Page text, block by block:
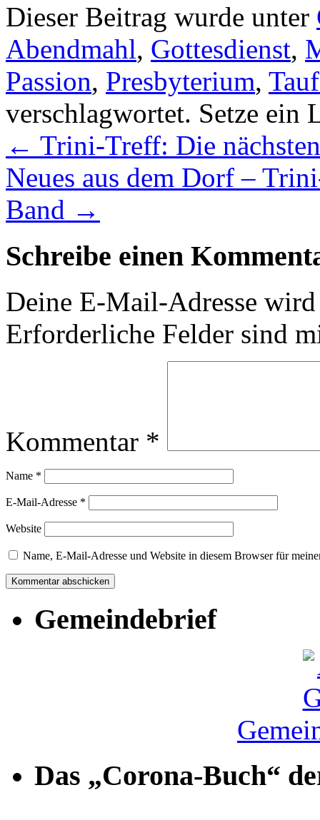
Dieser Beitrag wurde unter
Abendmahl, Gottesdienst,
Passion, Presbyterium,
verschlagwortet. Setze ein
← Trini-Treff: Die
Neues aus dem Dorf –
Band →
Schreibe einen
Deine E-Mail-Adresse
Erforderliche Felder sind
Kommentar *
Name *
E-Mail-Adresse *
Website
Name, E-Mail-Adresse und Website in diesem Browser für
Gemeindebrief
Das „Corona-Buch“